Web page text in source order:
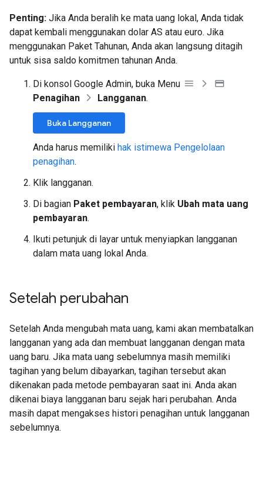
Penting: Jika Anda beralih ke mata uang lokal, Anda tidak
dapat kembali menggunakan dolar AS atau euro. Jika
menggunakan Paket Tahunan, Anda akan langsung ditagih
untuk sisa saldo komitmen tahunan Anda.
Di konsol Google Admin, buka Menu
Penagihan
Langganan.
Buka Langganan
Anda harus memiliki hak istimewa Pengelolaan
penagihan.
Klik langganan.
Di bagian Paket pembayaran, klik Ubah mata uang
pembayaran.
Ikuti petunjuk di layar untuk menyiapkan langganan
dalam mata uang lokal Anda.
Setelah perubahan
Setelah Anda mengubah mata uang, kami akan membatalkan
langganan yang ada dan membuat langganan dengan mata
uang baru. Jika mata uang sebelumnya masih memiliki
tagihan yang belum dibayarkan, tagihan tersebut akan
dikenakan pada metode pembayaran saat ini. Anda akan
dikenai biaya langganan baru sejak hari perubahan. Anda
masih dapat mengakses histori penagihan untuk langganan
sebelumnya.